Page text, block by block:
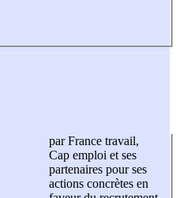
par France travail,
Cap emploi et ses
partenaires pour ses
actions concrètes en